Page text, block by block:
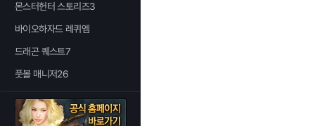
몬스터헌터 스토리즈3
바이오하자드 레퀴엠
드래곤 퀘스트7
풋볼 매니저26